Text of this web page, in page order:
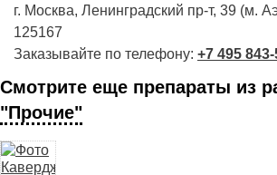
г. Москва, Ленинградский пр-т, 39 (м.
125167
Заказывайте по телефону: +7 495
Смотрите еще препараты из
"Прочие"